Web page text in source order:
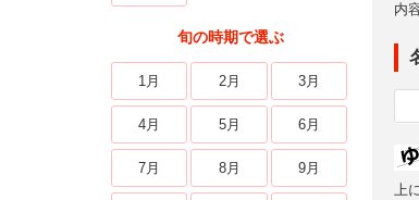
内
上
旬の時期で選ぶ
1月 2月 3月
4月 5月 6月
7月 8月 9月